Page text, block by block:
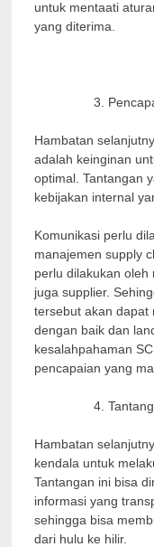
untuk mentaati
yang diterima.
Hambatan
adalah keinginan
optimal. Tantangan
kebijakan internal
Komunikasi perlu
manajemen supply
perlu dilakukan oleh
juga supplier.
tersebut akan dapat
dengan baik dan
kesalahpahaman
pencapaian yang
Hambatan
kendala untuk
Tantangan ini bisa
informasi yang
sehingga bisa
dari hulu ke hilir.